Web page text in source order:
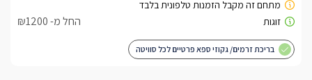
החל מ- ₪1200
בריכת זרמים/ גקוזי ספא פרטיים לכל סוויטה